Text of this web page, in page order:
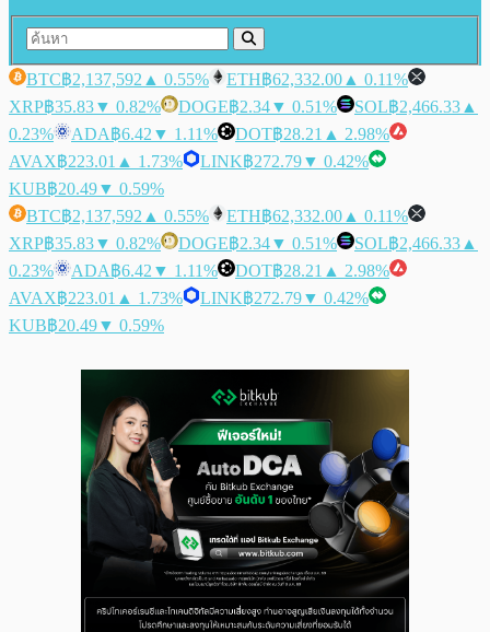
BTC฿2,137,592 ▲ 0.55% ETH฿62,332.00 ▲ 0.11%
XRP฿35.83▼ 0.82% DOGE฿2.34▼ 0.51% SOL฿2,466.33 ▲
0.23%
ADA฿6.42 ▼ 1.11% DOT฿28.21 ▲ 2.98%
AVAX฿223.01 ▲ 1.73% LINK฿272.79▼ 0.42%
KUB฿20.49▼ 0.59%
BTC฿2,137,592 ▲ 0.55% ETH฿62,332.00 ▲ 0.11%
XRP฿35.83▼ 0.82% DOGE฿2.34▼ 0.51% SOL฿2,466.33 ▲
0.23%
ADA฿6.42 ▼ 1.11% DOT฿28.21 ▲ 2.98%
AVAX฿223.01 ▲ 1.73% LINK฿272.79▼ 0.42%
KUB฿20.49▼ 0.59%